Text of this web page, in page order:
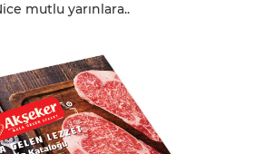
mutlu yarınlara..